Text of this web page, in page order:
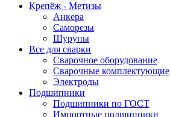
Крепёж - Метизы
Анкера
Саморезы
Шурупы
Все для сварки
Сварочное оборудование
Сварочные комплектующие
Электроды
Подшипники
Подшипники по ГОСТ
Импортные подшипники